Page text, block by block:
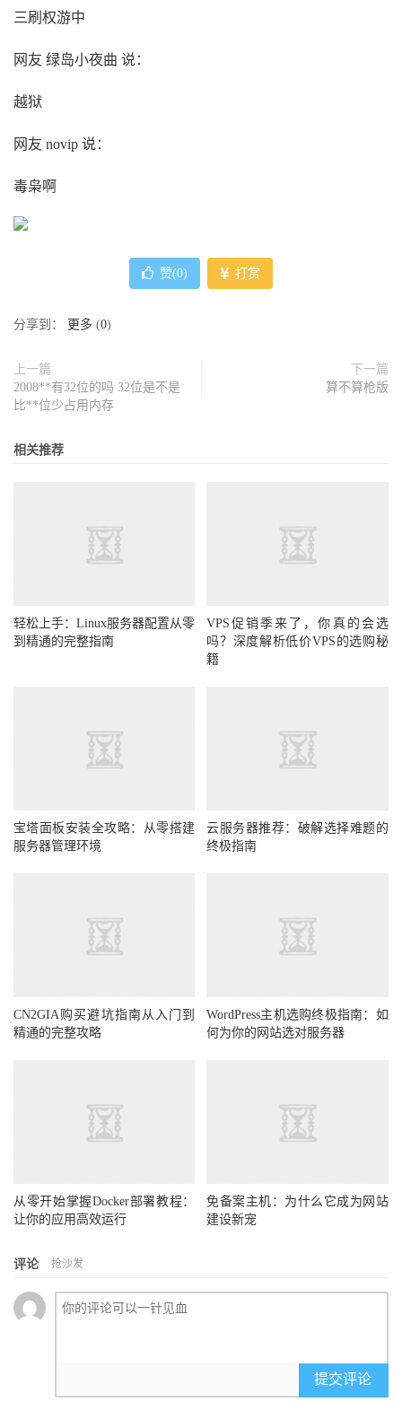
三刷权游中
网友 绿岛小夜曲 说：
越狱
网友 novip 说：
毒枭啊
赞(0) 打赏
分享到： 更多 (0)
上一篇
2008**有32位的吗 32位是不是
比**位少占用内存
下一篇
算不算枪版
相关推荐
轻松上手：Linux服务器配置从零
到精通的完整指南
VPS促销季来了，你真的会选
吗？深度解析低价VPS的选购秘
籍
宝塔面板安装全攻略：从零搭建
服务器管理环境
云服务器推荐：破解选择难题的
终极指南
CN2GIA购买避坑指南从入门到
精通的完整攻略
WordPress主机选购终极指南：如
何为你的网站选对服务器
从零开始掌握Docker部署教程：
让你的应用高效运行
免备案主机：为什么它成为网站
建设新宠
评论 抢沙发
提交评论